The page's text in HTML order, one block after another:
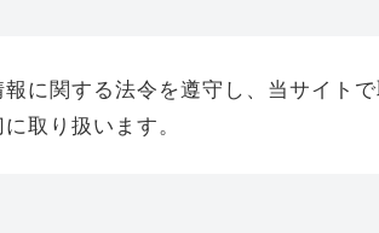
に関する法令を遵守し、当サイトで
取り扱います。